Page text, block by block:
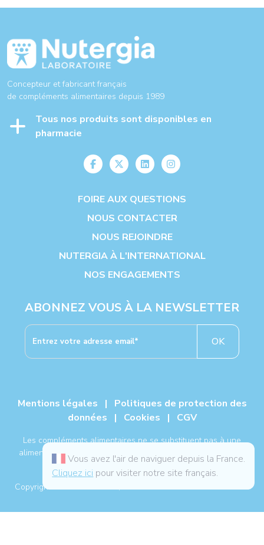
Vous avez l'air de naviguer depuis la France.
Cliquez ici pour visiter notre site français.
Concepteur et fabricant français
de compléments alimentaires depuis 1989
Tous nos produits sont disponibles en
pharmacie
FOIRE AUX QUESTIONS
NOUS CONTACTER
NOUS REJOINDRE
NUTERGIA À L'INTERNATIONAL
NOS ENGAGEMENTS
ABONNEZ VOUS À LA NEWSLETTER
OK
Mentions légales |
Politiques de protection des
données
| Cookies | CGV
Les compléments alimentaires ne se substituent pas à une
alimentation variée, équilibrée, à un mode de vie sain et à un
traitement médical.
Copyright NUTERGIA 2026, tous droits réservés. -Plan du site